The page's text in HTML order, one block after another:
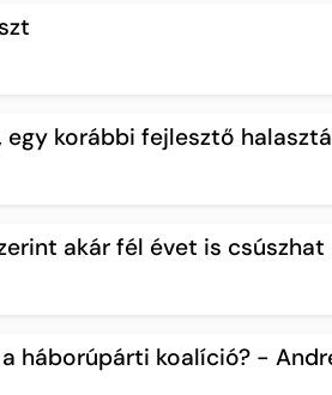
egy korábbi fejlesztő
akár fél évet is csúszhat
a háborúpárti koalíció? -